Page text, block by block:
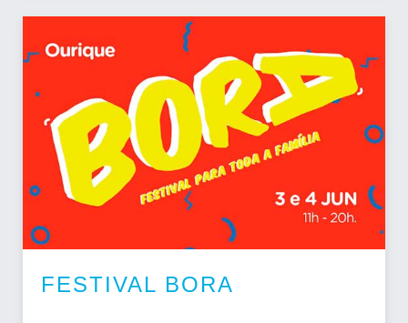
FESTIVAL BORA